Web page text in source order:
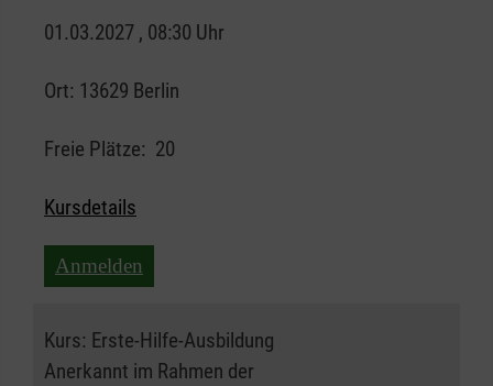
01.03.2027 , 08:30 Uhr
Ort: 13629 Berlin
Freie Plätze: 20
Kursdetails
Anmelden
Kurs: Erste-Hilfe-Ausbildung
Anerkannt im Rahmen der